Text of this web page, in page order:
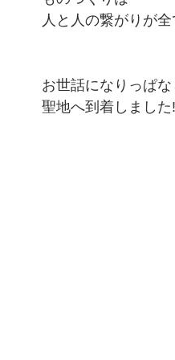
人と人の繋がりが
お世話になりっぱ
聖地へ到着しました